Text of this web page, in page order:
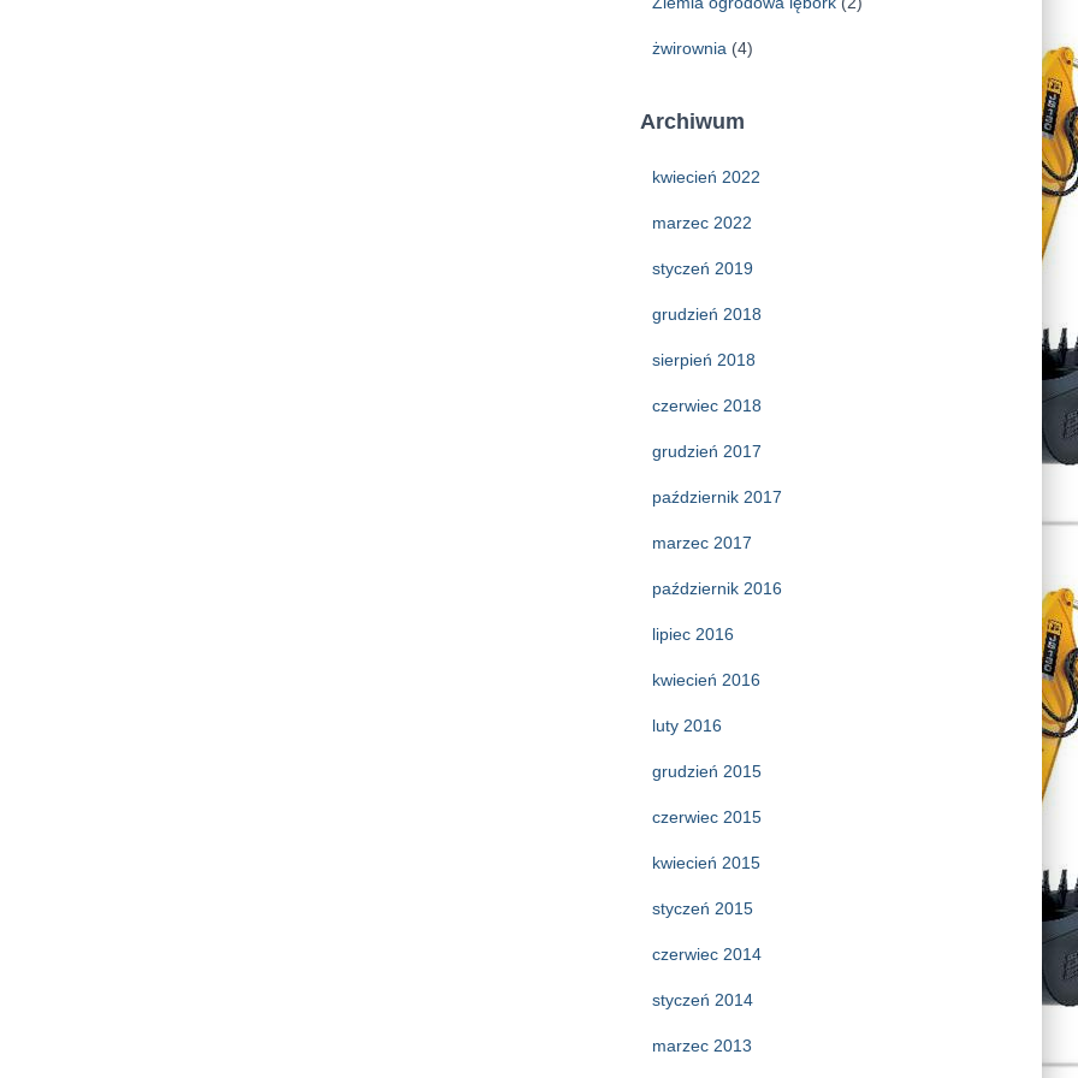
żwirownia (4)
Archiwum
kwiecień 2022
marzec 2022
styczeń 2019
grudzień 2018
sierpień 2018
czerwiec 2018
grudzień 2017
październik 2017
marzec 2017
październik 2016
lipiec 2016
kwiecień 2016
luty 2016
grudzień 2015
czerwiec 2015
kwiecień 2015
styczeń 2015
czerwiec 2014
styczeń 2014
marzec 2013